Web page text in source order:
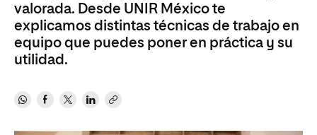
valorada. Desde UNIR México te
explicamos distintas técnicas de trabajo en
equipo que puedes poner en práctica y su
utilidad.